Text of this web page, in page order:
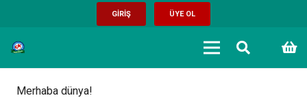
GİRİŞ ÜYE OL
Merhaba dünya!